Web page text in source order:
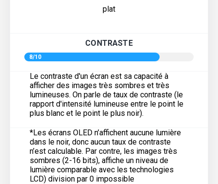
plat
CONTRASTE
8/10
Le contraste d'un écran est sa capacité à
afficher des images très sombres et très
lumineuses. On parle de taux de contraste (le
rapport d'intensité lumineuse entre le point le
plus blanc et le point le plus noir).
*Les écrans OLED n’affichent aucune lumière
dans le noir, donc aucun taux de contraste
n’est calculable. Par contre, les images très
sombres (2-16 bits), affiche un niveau de
lumière comparable avec les technologies
LCD) division par 0 impossible